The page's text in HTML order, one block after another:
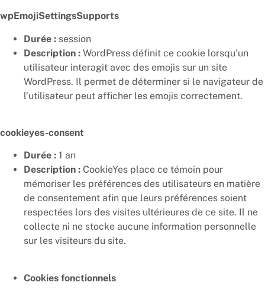
wpEmojiSettingsSupports
Durée : session
Description : WordPress définit ce cookie lorsqu’un
utilisateur interagit avec des emojis sur un site
WordPress. Il permet de déterminer si le navigateur de
l’utilisateur peut afficher les emojis correctement.
cookieyes-consent
Durée : 1 an
Description : CookieYes place ce témoin pour
mémoriser les préférences des utilisateurs en matière
de consentement afin que leurs préférences soient
respectées lors des visites ultérieures de ce site. Il ne
collecte ni ne stocke aucune information personnelle
sur les visiteurs du site.
Cookies fonctionnels